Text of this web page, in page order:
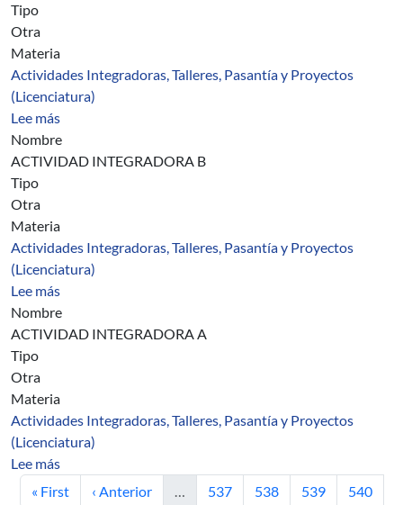
Tipo
Otra
Materia
Actividades Integradoras, Talleres, Pasantía y Proyectos
(Licenciatura)
Lee mássobre Asignatura 1860
Nombre
ACTIVIDAD INTEGRADORA B
Tipo
Otra
Materia
Actividades Integradoras, Talleres, Pasantía y Proyectos
(Licenciatura)
Lee mássobre Asignatura 1863
Nombre
ACTIVIDAD INTEGRADORA A
Tipo
Otra
Materia
Actividades Integradoras, Talleres, Pasantía y Proyectos
(Licenciatura)
Lee mássobre Asignatura 1862
Primera página
« First Página anterior
‹ Anterior … Página
537 Página
538 Página
539 Página
540